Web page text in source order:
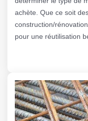
achète. Que ce soit
construction/
pour une réutilisation